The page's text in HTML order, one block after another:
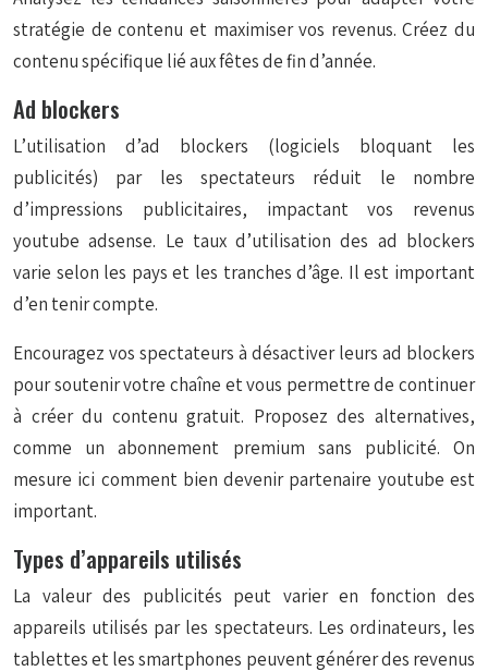
stratégie de contenu et maximiser vos revenus. Créez du
contenu spécifique lié aux fêtes de fin d’année.
Ad blockers
L’utilisation d’ad blockers (logiciels bloquant les
publicités) par les spectateurs réduit le nombre
d’impressions publicitaires, impactant vos revenus
youtube adsense. Le taux d’utilisation des ad blockers
varie selon les pays et les tranches d’âge. Il est important
d’en tenir compte.
Encouragez vos spectateurs à désactiver leurs ad blockers
pour soutenir votre chaîne et vous permettre de continuer
à créer du contenu gratuit. Proposez des alternatives,
comme un abonnement premium sans publicité. On
mesure ici comment bien devenir partenaire youtube est
important.
Types d’appareils utilisés
La valeur des publicités peut varier en fonction des
appareils utilisés par les spectateurs. Les ordinateurs, les
tablettes et les smartphones peuvent générer des revenus